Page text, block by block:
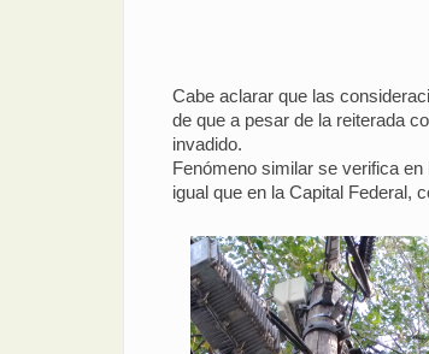
Cabe aclarar que las
de que a pesar de la reiterada
invadido.
Fenómeno similar se verifica
igual que en la Capital Federal,